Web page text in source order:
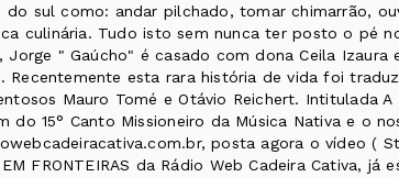
do sul como: andar pilchado, tomar chimarrão,
culinária. Tudo isto sem nunca ter posto o pé
Jorge " Gaúcho" é casado com dona Ceila Izaura
Recentemente esta rara história de vida foi
Mauro Tomé e Otávio Reichert. Intitulada
do 15° Canto Missioneiro da Música Nativa e o
posta agora o vídeo (
FRONTEIRAS da Rádio Web Cadeira Cativa,